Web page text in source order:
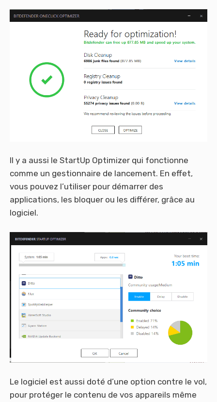
Il y a aussi le StartUp Optimizer qui fonctionne
comme un gestionnaire de lancement. En effet,
vous pouvez l’utiliser pour démarrer des
applications, les bloquer ou les différer, grâce au
logiciel.
Le logiciel est aussi doté d’une option contre le vol,
pour protéger le contenu de vos appareils même